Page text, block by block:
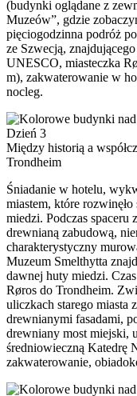
(budynki oglądane z
Muzeów”, gdzie
pięciogodzinna podróż
ze Szwecją,
UNESCO, miasteczka
m), zakwaterowanie w
nocleg.
Dzień 3
Między historią a
Trondheim
Śniadanie w hotelu,
miastem, które
miedzi. Podczas
drewnianą zabudową,
charakterystyczny
Muzeum Smelthytta
dawnej huty miedzi.
Røros do Trondheim.
uliczkach starego miasta
drewnianymi fasadami,
drewniany most miejski,
średniowieczną Katedrę
zakwaterowanie,